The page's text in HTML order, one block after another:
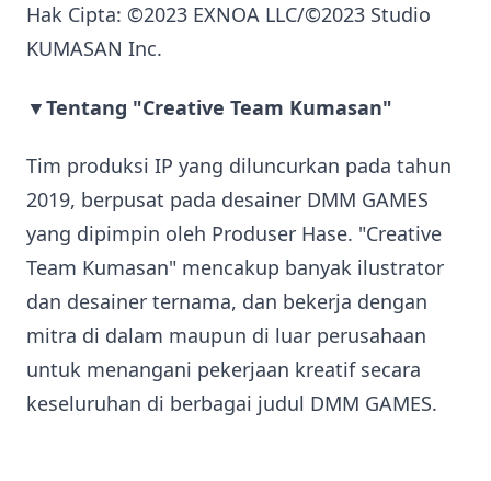
Hak Cipta: ©2023 EXNOA LLC/©2023 Studio
KUMASAN Inc.
▼Tentang "Creative Team Kumasan"
Tim produksi IP yang diluncurkan pada tahun
2019, berpusat pada desainer DMM GAMES
yang dipimpin oleh Produser Hase. "Creative
Team Kumasan" mencakup banyak ilustrator
dan desainer ternama, dan bekerja dengan
mitra di dalam maupun di luar perusahaan
untuk menangani pekerjaan kreatif secara
keseluruhan di berbagai judul DMM GAMES.